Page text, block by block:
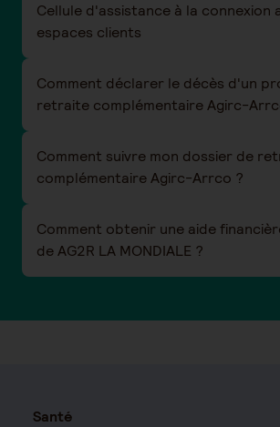
Cellule d'assistance à la connexion
espaces clients
Comment déclarer le décès d'un
retraite complémentaire Agirc-
Comment suivre mon dossier de
complémentaire Agirc-Arrco ?
Comment obtenir une aide
de AG2R LA MONDIALE ?
Santé